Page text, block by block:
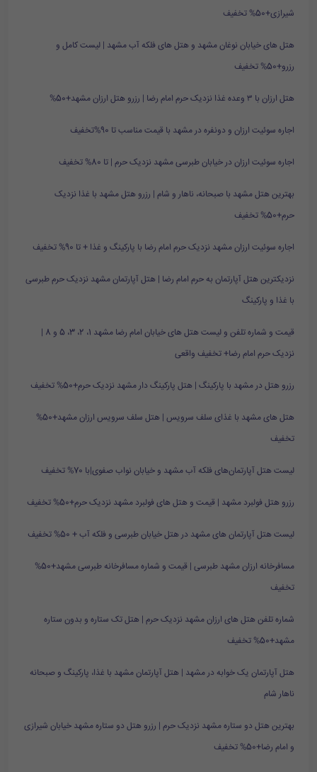
شیرازی+50% تخفیف
هتل های خیابان نوغان مشهد و هتل های فلکه آب مشهد | لیست کامل و
رزرو+50% تخفیف
هتل ارزان با ۳ وعده غذا نزدیک حرم امام رضا | رزرو هتل ارزان مشهد+50%
اجاره سوئیت ارزان و دونفره در مشهد با قیمت مناسب تا 90%تخفیف
اجاره سوئیت ارزان در خیابان طبرسی مشهد نزدیک حرم | تا 80% تخفیف
بهترین هتل مشهد با صبحانه، ناهار و شام | رزرو هتل مشهد با غذا نزدیک
حرم+50% تخفیف
اجاره سوئیت ارزان مشهد نزدیک حرم امام رضا با پارکینگ و غذا + تا 90% تخفیف
نزدیکترین هتل آپارتمان به حرم امام رضا | هتل آپارتمان مشهد نزدیک حرم طبرسی
با غذا و پارکینگ
قیمت و شماره تلفن و لیست هتل های خیابان امام رضا مشهد 1، 2، 3، 5 و 8 |
نزدیک حرم امام رضا+ تخفیف واقعی
رزرو هتل در مشهد با پارکینگ | هتل پارکینگ دار مشهد نزدیک حرم+50% تخفیف
هتل های مشهد با غذای سلف سرویس | هتل سلف سرویس ارزان مشهد+50%
تخفیف
لیست هتل آپارتمان‌های فلکه آب مشهد و خیابان نواب صفوی|با 70% تخفیف
رزرو هتل فولبرد مشهد | قیمت و هتل های فولبرد مشهد نزدیک حرم+50% تخفیف
لیست هتل آپارتمان های مشهد در هتل خیابان طبرسی و فلکه آب + 50% تخفیف
مسافرخانه ارزان مشهد طبرسی | قیمت و شماره مسافرخانه طبرسی مشهد+50%
تخفیف
شماره تلفن هتل های ارزان مشهد نزدیک حرم | هتل تک ستاره و بدون ستاره
مشهد+50% تخفیف
هتل آپارتمان یک خوابه در مشهد | هتل آپارتمان مشهد با غذا، پارکینگ و صبحانه
ناهار شام
بهترین هتل دو ستاره مشهد نزدیک حرم | رزرو هتل دو ستاره مشهد خیابان شیرازی
و امام رضا+50% تخفیف